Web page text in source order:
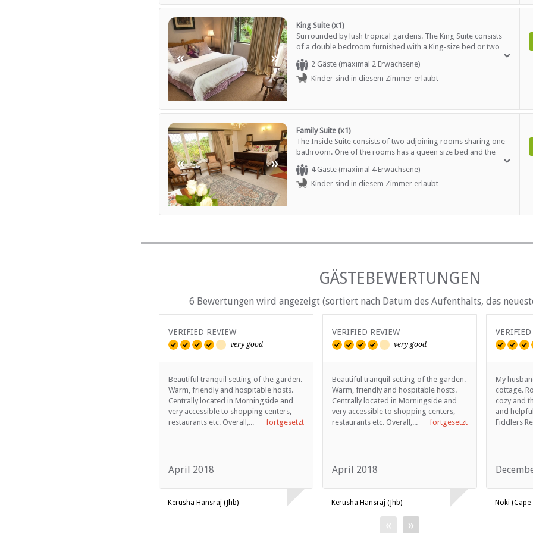
Flughafentransfers
Andere Übertragungen verfügbar
« »
King Suite (x1)
Surrounded by lush tropical gardens. The King Suite consists
of a double bedroom furnished with a King-size bed or two
single beds if preferred. The suite has a small kitchenette. The
Suite has a private entrance leading onto a beautiful private
garden.
2 Gäste (maximal 2 Erwachsene)
Kinder sind in diesem Zimmer erlaubt
« »
Family Suite (x1)
The Inside Suite consists of two adjoining rooms sharing one
bathroom. One of the rooms has a queen size bed and the
other a double bed. An extra bed can be added if necessary.
The inside suite has a wonderful view of the amazing garden
and pool and also overlooks Durban's famous Mitchell Park.
4 Gäste (maximal 4 Erwachsene)
Kinder sind in diesem Zimmer erlaubt
GÄSTEBEWERTUNGEN
6 Bewertungen wird angezeigt (sortiert nach Datum des Aufenthalts, das
VERIFIED REVIEW
very good
Beautiful tranquil setting of the garden.
Warm, friendly and hospitable hosts.
Centrally located in Morningside and
very accessible to shopping centers,
restaurants etc. Overall,...
fortgesetzt
April 2018
Kerusha Hansraj (Jhb)
VERIFIED REVIEW
very good
Beautiful tranquil setting of the garden.
Warm, friendly and hospitable hosts.
Centrally located in Morningside and
very accessible to shopping centers,
restaurants etc. Overall,...
fortgesetzt
April 2018
Kerusha Hansraj (Jhb)
My
cottage.
cozy and
and
Fiddlers
Noki (Cape
« »